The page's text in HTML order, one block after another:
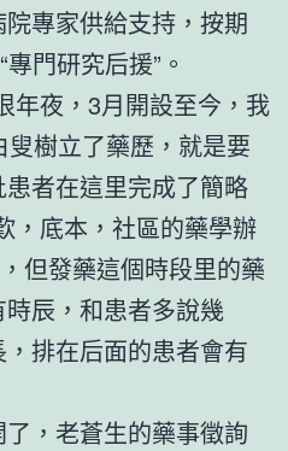
專家供給支持，按期
門研究后援”。
年夜，3月開設至今，我
樹立了藥歷，就是要
者在這里完成了簡略
，底本，社區的藥學辦
但發藥這個時段里的藥
辰，和患者多說幾
排在后面的患者會有
，老蒼生的藥事徵詢